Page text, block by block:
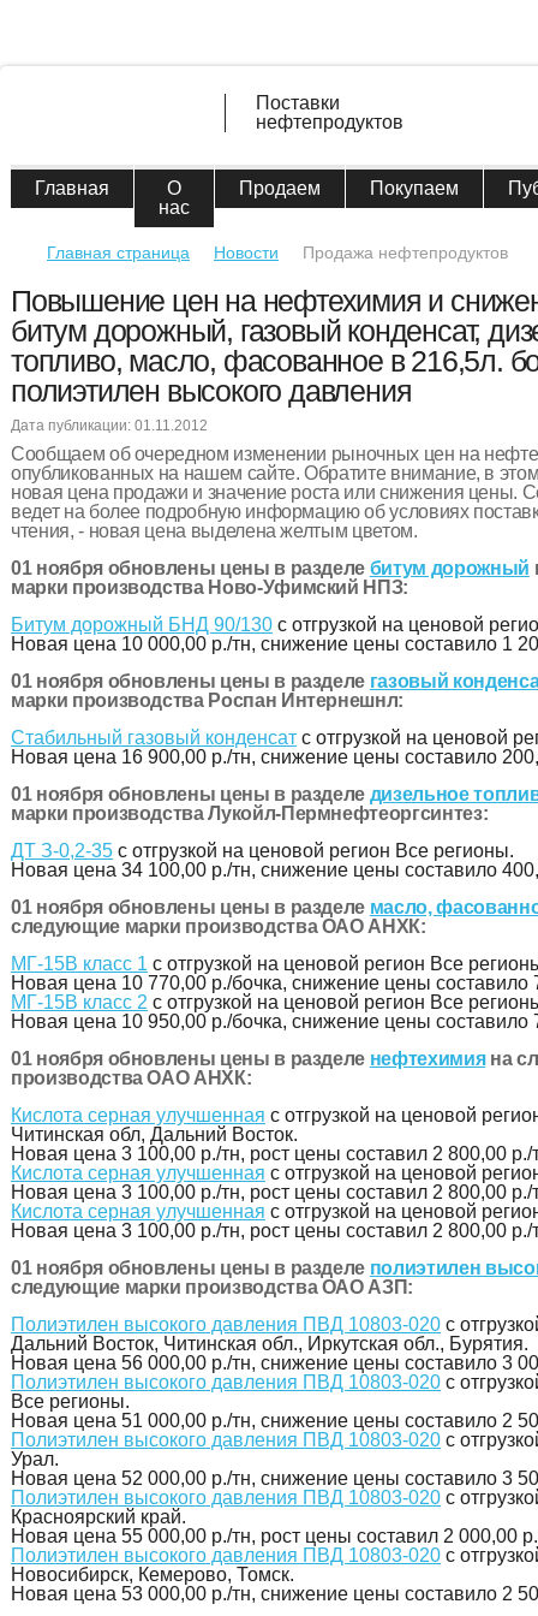
Поставки
нефтепродуктов
Главная
О
нас
Продаем Покупаем
Главная страница Новости Продажа нефтепродуктов
Повышение цен на нефтехимия и
битум дорожный, газовый конденсат,
топливо, масло, фасованное в 216,5л.
полиэтилен высокого давления
Дата публикации: 01.11.2012
Сообщаем об очередном изменении рыночных цен на
опубликованных на нашем сайте. Обратите внимание, в
новая цена продажи и значение роста или снижения цены.
ведет на более подробную информацию об условиях
чтения, - новая цена выделена желтым цветом.
01 ноября обновлены цены в разделе битум дорожный
марки производства Ново-Уфимский НПЗ:
Битум дорожный БНД 90/130 с отгрузкой на ценовой
Новая цена 10 000,00 р./тн, снижение цены составило 1
01 ноября обновлены цены в разделе газовый
марки производства Роспан Интернешнл:
Стабильный газовый конденсат с отгрузкой на ценовой
Новая цена 16 900,00 р./тн, снижение цены составило
01 ноября обновлены цены в разделе дизельное
марки производства Лукойл-Пермнефтеоргсинтез:
ДТ З-0,2-35 с отгрузкой на ценовой регион Все регионы.
Новая цена 34 100,00 р./тн, снижение цены составило
01 ноября обновлены цены в разделе масло,
следующие марки производства ОАО АНХК:
МГ-15В класс 1 с отгрузкой на ценовой регион Все
Новая цена 10 770,00 р./бочка, снижение цены составило
МГ-15В класс 2 с отгрузкой на ценовой регион Все
Новая цена 10 950,00 р./бочка, снижение цены составило
01 ноября обновлены цены в разделе нефтехимияна
производства ОАО АНХК:
Кислота серная улучшенная с отгрузкой на ценовой
Читинская обл, Дальний Восток.
Новая цена 3 100,00 р./тн, рост цены составил 2 800,00 р./
Кислота серная улучшенная с отгрузкой на ценовой
Новая цена 3 100,00 р./тн, рост цены составил 2 800,00 р./
Кислота серная улучшенная с отгрузкой на ценовой
Новая цена 3 100,00 р./тн, рост цены составил 2 800,00 р./
01 ноября обновлены цены в разделе полиэтилен
следующие марки производства ОАО АЗП:
Полиэтилен высокого давления ПВД 10803-020 с
Дальний Восток, Читинская обл., Иркутская обл., Бурятия.
Новая цена 56 000,00 р./тн, снижение цены составило 3
Полиэтилен высокого давления ПВД 10803-020 с
Все регионы.
Новая цена 51 000,00 р./тн, снижение цены составило 2
Полиэтилен высокого давления ПВД 10803-020 с
Урал.
Новая цена 52 000,00 р./тн, снижение цены составило 3
Полиэтилен высокого давления ПВД 10803-020 с
Красноярский край.
Новая цена 55 000,00 р./тн, рост цены составил 2 000,00
Полиэтилен высокого давления ПВД 10803-020 с
Новосибирск, Кемерово, Томск.
Новая цена 53 000,00 р./тн, снижение цены составило 2